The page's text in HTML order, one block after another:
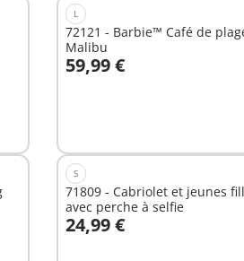
L
72121 - Barbie™ Café de
Malibu
59,99 €
S
71809 - Cabriolet et jeunes
avec perche à selfie
24,99 €